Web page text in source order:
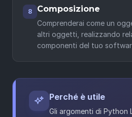
8 Composizione
Comprenderai come un
altri oggetti, realizzando
componenti del tuo
Perché è utile
Gli argomenti di Python